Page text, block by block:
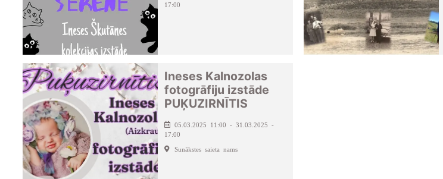
17:00
Ineses Kalnozolas
fotogrāfiju izstāde
PUĶUZIRNĪTIS
05.03.2025 11:00 - 31.03.2025 -
17:00
Sunākstes saieta nams